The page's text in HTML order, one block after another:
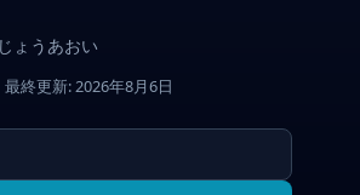
ょうあおい
最終更新: 2026年8月6日